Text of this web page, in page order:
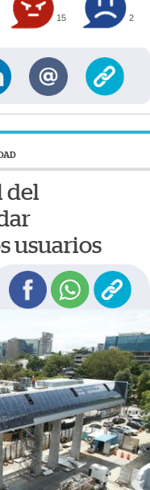
15 2
del
usuarios